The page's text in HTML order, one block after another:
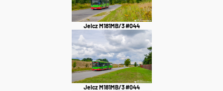
Jelcz M181MB/3 #044
Jelcz M181MB/3 #044